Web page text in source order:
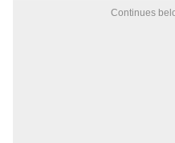
Continues